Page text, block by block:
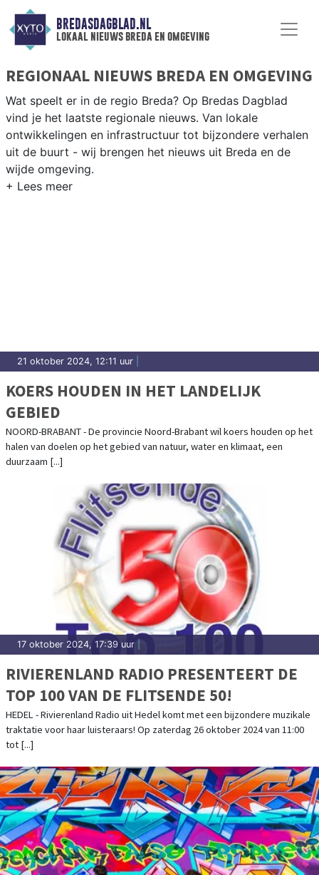
BREDASDAGBLAD.NL
lokaal nieuws breda en omgeving
REGIONAAL NIEUWS BREDA EN OMGEVING
Wat speelt er in de regio Breda? Op Bredas Dagblad
vind je het laatste regionale nieuws. Van lokale
ontwikkelingen en infrastructuur tot bijzondere verhalen
uit de buurt - wij brengen het nieuws uit Breda en de
wijde omgeving.
21 oktober 2024, 12:11 uur
KOERS HOUDEN IN HET LANDELIJK
GEBIED
NOORD-BRABANT - De provincie Noord-Brabant wil koers houden op het
halen van doelen op het gebied van natuur, water en klimaat, een
duurzaam [...]
17 oktober 2024, 17:39 uur
RIVIERENLAND RADIO PRESENTEERT DE
TOP 100 VAN DE FLITSENDE 50!
HEDEL - Rivierenland Radio uit Hedel komt met een bijzondere muzikale
traktatie voor haar luisteraars! Op zaterdag 26 oktober 2024 van 11:00
tot [...]